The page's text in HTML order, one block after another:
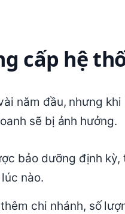
cấp hệ
năm đầu, nhưng
sẽ bị ảnh hưởng.
bảo dưỡng định kỳ,
nào.
chi nhánh, số